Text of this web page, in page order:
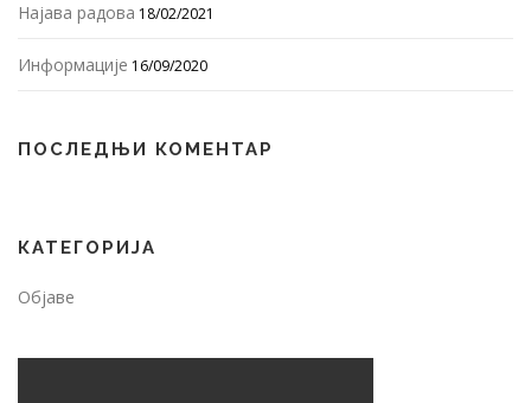
Најава радова 18/02/2021
Информације 16/09/2020
ПОСЛЕДЊИ КОМЕНТАР
КАТЕГОРИЈА
Објаве